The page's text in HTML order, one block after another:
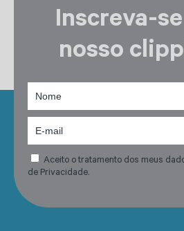
Inscreva-
nosso
Aceito o tratamento dos meus
de Privacidade.